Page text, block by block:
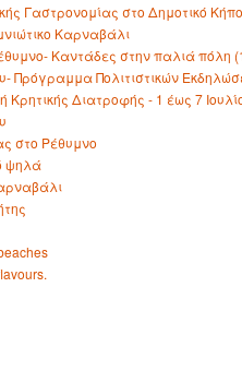
Γαστρονομίας στο Δημοτικό
Καρναβάλι
Καντάδες στην παλιά πόλη
Πρόγραμμα Πολιτιστικών
Κρητικής Διατροφής - 1 έως 7
στο Ρέθυμνο
ψηλά